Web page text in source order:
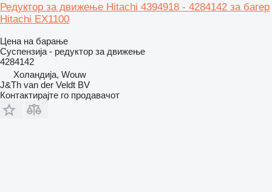
Редуктор за движење Hitachi 4394918 - 4284142 за багер
Hitachi EX1100
Цена на барање
Суспензија - редуктор за движење
4284142
Холандија, Wouw
J&Th van der Veldt BV
Контактирајте го продавачот